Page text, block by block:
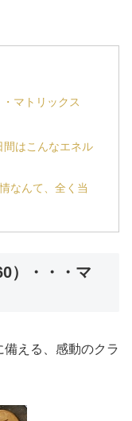
マトリックス
はこんなエネル
んて、全く当
）・・・マ
える、感動のクラ